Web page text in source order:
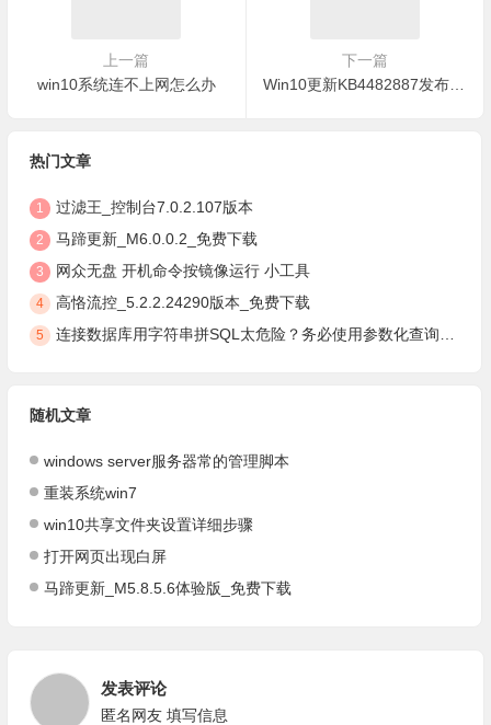
上一篇
win10系统连不上网怎么办
下一篇
Win10更新KB4482887发布了针对Specter Bug性能修复程序
热门文章
1 过滤王_控制台7.0.2.107版本
2 马蹄更新_M6.0.0.2_免费下载
3 网众无盘 开机命令按镜像运行 小工具
4 高恪流控_5.2.2.24290版本_免费下载
5 连接数据库用字符串拼SQL太危险？务必使用参数化查询，安全防注入
随机文章
windows server服务器常的管理脚本
重装系统win7
win10共享文件夹设置详细步骤
打开网页出现白屏
马蹄更新_M5.8.5.6体验版_免费下载
发表评论
匿名网友 填写信息